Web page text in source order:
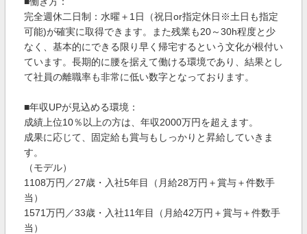
完全週休二日制：水曜＋1日（祝日or指定休日※土日も指定
可能)が確実に取得できます。また残業も20～30h程度と少
なく、基本的にできる限り早く帰宅するという文化が根付い
ています。長期的に腰を据えて働ける環境であり、結果とし
て社員の離職率も非常に低い数字となっております。
■年収UPが見込める環境：
成績上位10％以上の方は、年収2000万円を超えます。
成果に応じて、固定給も賞与もしっかりと昇給していきま
す。
（モデル）
1108万円／27歳・入社5年目（月給28万円＋賞与＋件数手
当）
1571万円／33歳・入社11年目（月給42万円＋賞与＋件数手
当）